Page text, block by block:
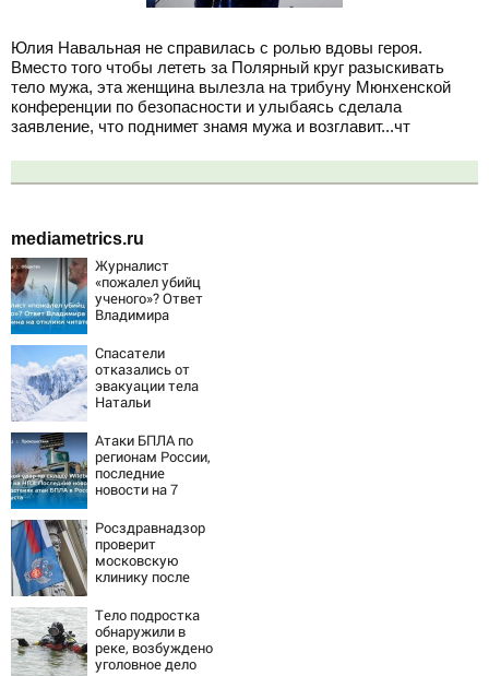
Юлия Навальная не справилась с ролью вдовы героя.
Вместо того чтобы лететь за Полярный круг разыскивать
тело мужа, эта женщина вылезла на трибуну Мюнхенской
конференции по безопасности и улыбаясь сделала
заявление, что поднимет знамя мужа и возглавит...чт
mediametrics.ru
Журналист
«пожалел убийц
ученого»? Ответ
Владимира
отклики
читателей
Спасатели
отказались от
эвакуации тела
Натальи
семитысячника
Атаки БПЛА по
регионам России,
последние
новости на 7
последствия,
атаки на склады
Wildberries,
состояние
пострадавших
Росздравнадзор
проверит
московскую
клинику после
состояния
пациентки
Тело подростка
обнаружили в
реке, возбуждено
уголовное дело